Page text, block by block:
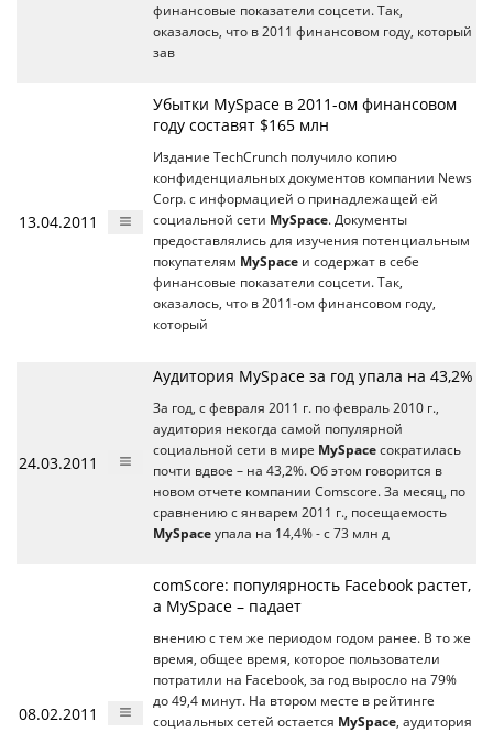
финансовые показатели соцсети. Так,
оказалось, что в 2011 финансовом году, который
зав
13.04.2011
Убытки MySpace в 2011-ом финансовом
году составят $165 млн
Издание TechCrunch получило копию
конфиденциальных документов компании News
Corp. с информацией о принадлежащей ей
социальной сети MySpace. Документы
предоставлялись для изучения потенциальным
покупателям MySpace и содержат в себе
финансовые показатели соцсети. Так,
оказалось, что в 2011-ом финансовом году,
который
24.03.2011
Аудитория MySpace за год упала на 43,2%
За год, с февраля 2011 г. по февраль 2010 г.,
аудитория некогда самой популярной
социальной сети в мире MySpace сократилась
почти вдвое – на 43,2%. Об этом говорится в
новом отчете компании Comscore. За месяц, по
сравнению с январем 2011 г., посещаемость
MySpace упала на 14,4% - с 73 млн д
08.02.2011
comScore: популярность Facebook растет,
а MySpace – падает
внению с тем же периодом годом ранее. В то же
время, общее время, которое пользователи
потратили на Facebook, за год выросло на 79%
до 49,4 минут. На втором месте в рейтинге
социальных сетей остается MySpace, аудитория